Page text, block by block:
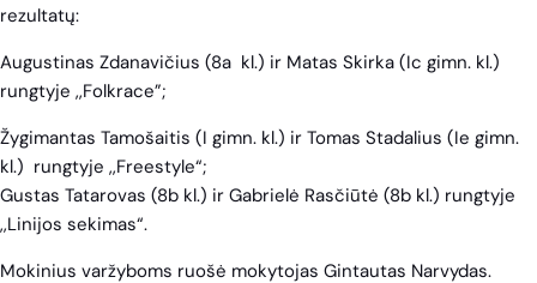
rezultatų:
Augustinas Zdanavičius (8a kl.) ir Matas Skirka (Ic gimn. kl.)
rungtyje ,,Folkrace”;
Žygimantas Tamošaitis (I gimn. kl.) ir Tomas Stadalius (Ie gimn.
kl.) rungtyje ,,Freestyle“;
Gustas Tatarovas (8b kl.) ir Gabrielė Rasčiūtė (8b kl.) rungtyje
,,Linijos sekimas“.
Mokinius varžyboms ruošė mokytojas Gintautas Narvydas.